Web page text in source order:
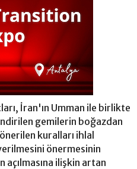
İran'ın Umman ile birlikte
gemilerin boğazdan
kuralları ihlal
önermesinin
açılmasına ilişkin artan